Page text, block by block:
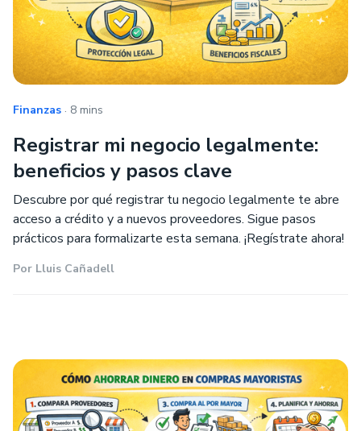
Finanzas . 8 mins
Registrar mi negocio legalmente:
beneficios y pasos clave
Descubre por qué registrar tu negocio legalmente te abre
acceso a crédito y a nuevos proveedores. Sigue pasos
prácticos para formalizarte esta semana. ¡Regístrate ahora!
Por Lluis Cañadell